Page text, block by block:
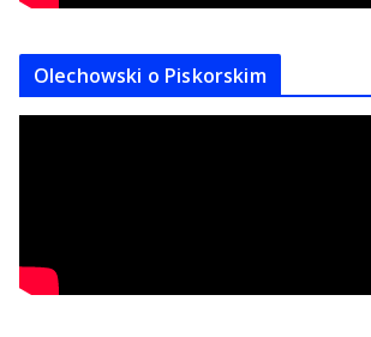
Olechowski o Piskorskim